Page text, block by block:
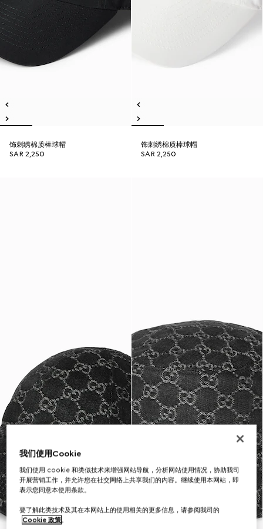
饰刺绣棉质棒球帽
SAR 2,250
饰刺绣棉质棒球帽
SAR 2,250
我们使用Cookie
我们使用 cookie 和类似技术来增强网站导航，分析网站使用情况，协助我司
开展营销工作，并允许您在社交网络上共享我们的内容。继续使用本网站，即
表示您同意本使用条款。
要了解此类技术及其在本网站上的使用相关的更多信息，请参阅我司的
Cookie 政策。